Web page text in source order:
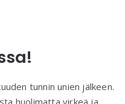
tunnin unien jälkeen.